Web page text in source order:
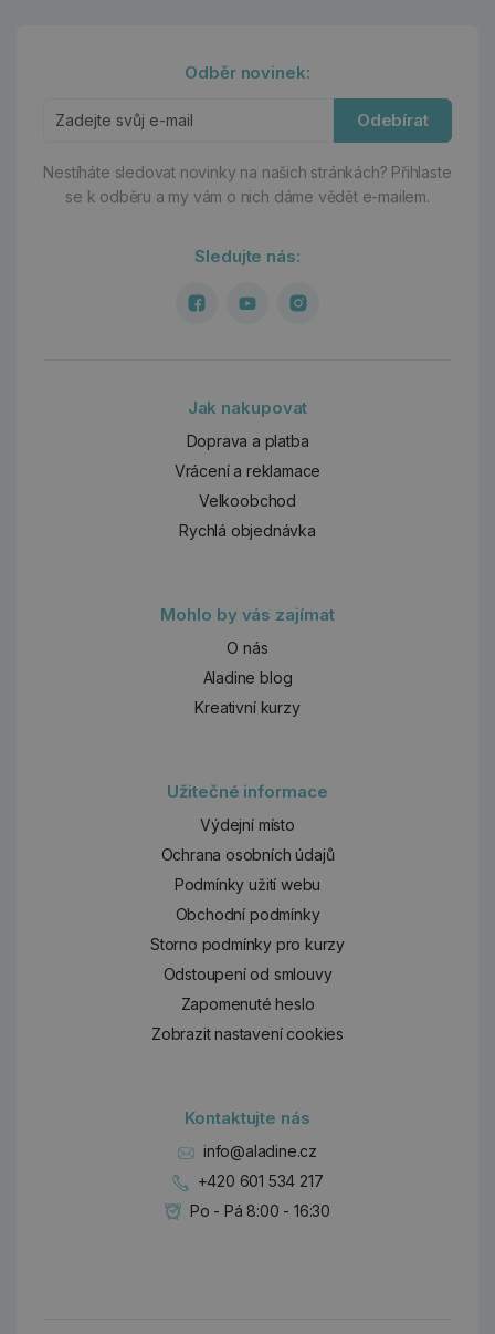
Odběr novinek:
Odebírat
Nestíháte sledovat novinky na našich stránkách? Přihlaste
se k odběru a my vám o nich dáme vědět e-mailem.
Sledujte nás:
Jak nakupovat
Doprava a platba
Vrácení a reklamace
Velkoobchod
Rychlá objednávka
Mohlo by vás zajímat
O nás
Aladine blog
Kreativní kurzy
Užitečné informace
Výdejní místo
Ochrana osobních údajů
Podmínky užití webu
Obchodní podmínky
Storno podmínky pro kurzy
Odstoupení od smlouvy
Zapomenuté heslo
Zobrazit nastavení cookies
Kontaktujte nás
info@aladine.cz
+420 601 534 217
Po - Pá 8:00 - 16:30